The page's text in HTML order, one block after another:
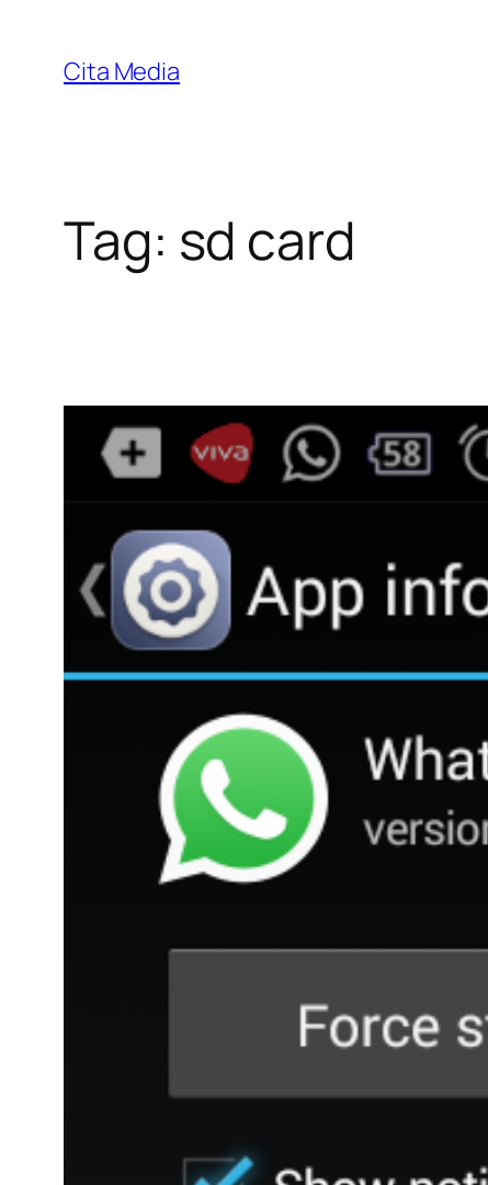
content
Cita Media
Tag: sd card